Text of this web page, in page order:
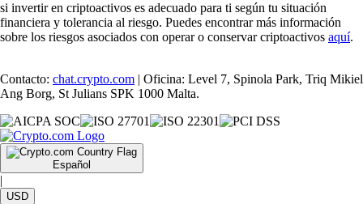
si invertir en criptoactivos es adecuado para ti según tu situación
financiera y tolerancia al riesgo. Puedes encontrar más información
sobre los riesgos asociados con operar o conservar criptoactivos aquí.
Contacto: chat.crypto.com | Oficina: Level 7, Spinola Park, Triq Mikiel
Ang Borg, St Julians SPK 1000 Malta.
Español
|
USD